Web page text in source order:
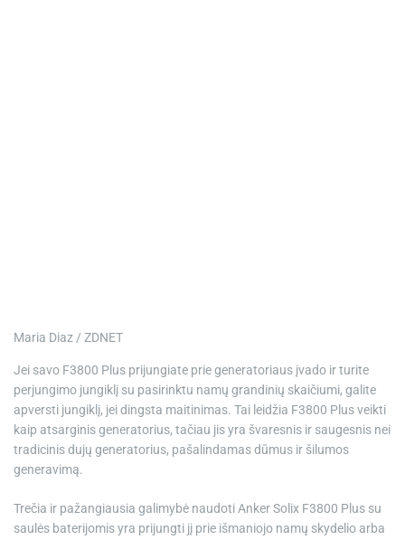
Maria Diaz / ZDNET
Jei savo F3800 Plus prijungiate prie generatoriaus įvado ir turite
perjungimo jungiklį su pasirinktu namų grandinių skaičiumi, galite
apversti jungiklį, jei dingsta maitinimas. Tai leidžia F3800 Plus veikti
kaip atsarginis generatorius, tačiau jis yra švaresnis ir saugesnis nei
tradicinis dujų generatorius, pašalindamas dūmus ir šilumos
generavimą.
Trečia ir pažangiausia galimybė naudoti Anker Solix F3800 Plus su
saulės baterijomis yra prijungti jį prie išmaniojo namų skydelio arba